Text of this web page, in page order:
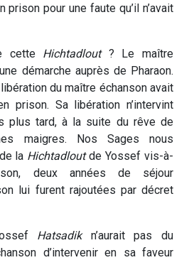
pour une faute qu’il n’avait
cette Hichtadlout ? Le maître
démarche auprès de Pharaon.
du maître échanson avait
prison. Sa libération n’intervint
plus tard, à la suite du rêve de
maigres. Nos Sages nous
la Hichtadloutde Yossef vis-à-
deux années de séjour
lui furent rajoutées par décret
Hatsadikn’aurait pas du
d’intervenir en sa faveur